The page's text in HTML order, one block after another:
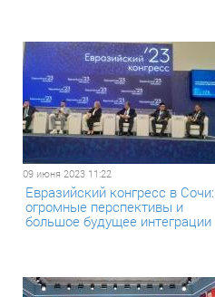
09 июня 2023 11:22
Евразийский конгресс в Сочи:
огромные перспективы и
большое будущее интеграции